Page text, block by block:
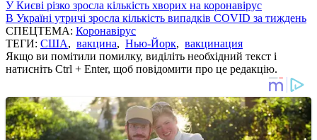
У Києві різко зросла кількість хворих на коронавірус
В Україні утричі зросла кількість випадків COVID за тиждень
СПЕЦТЕМА: Коронавірус
ТЕГИ: США, вакцина, Нью-Йорк, вакцинация
Якщо ви помітили помилку, виділіть необхідний текст і
натисніть Ctrl + Enter, щоб повідомити про це редакцію.